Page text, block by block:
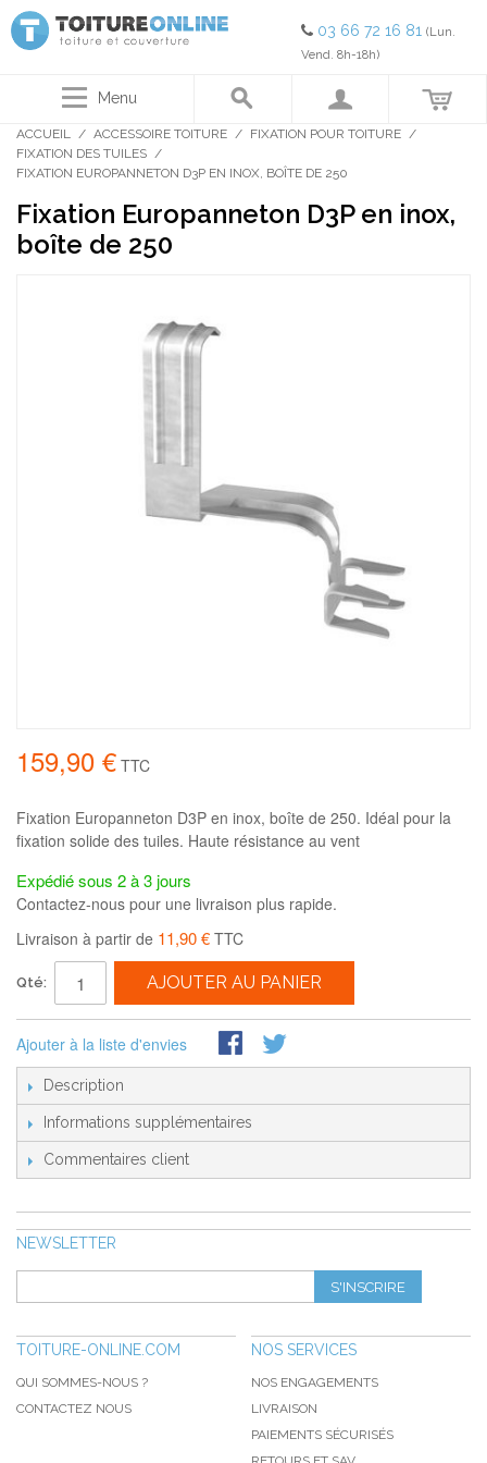
03 66 72 16 81 (Lun.
Vend. 8h-18h)
Menu
ACCUEIL / ACCESSOIRE TOITURE / FIXATION POUR TOITURE /
FIXATION DES TUILES /
FIXATION EUROPANNETON D3P EN INOX, BOÎTE DE 250
Fixation Europanneton D3P en inox,
boîte de 250
159,90 € TTC
Fixation Europanneton D3P en inox, boîte de 250. Idéal pour la
fixation solide des tuiles. Haute résistance au vent
Expédié sous 2 à 3 jours
Contactez-nous pour une livraison plus rapide.
Livraison à partir de 11,90 € TTC
Qté: AJOUTER AU PANIER
Ajouter à la liste d'envies
Description
Informations supplémentaires
Commentaires client
NEWSLETTER
S'INSCRIRE
TOITURE-ONLINE.COM
QUI SOMMES-NOUS ?
CONTACTEZ NOUS
NOS SERVICES
NOS ENGAGEMENTS
LIVRAISON
PAIEMENTS SÉCURISÉS